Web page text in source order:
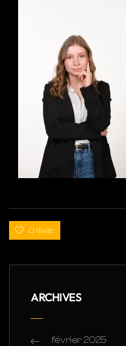
0 likes
ARCHIVES
février 2025